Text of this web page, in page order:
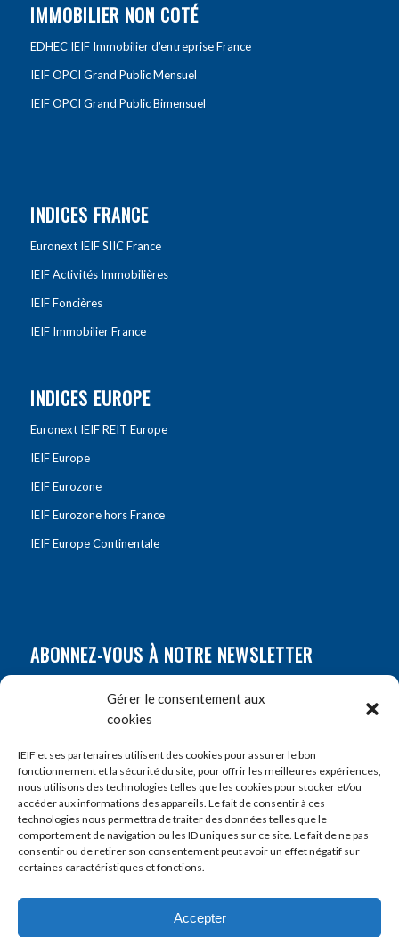
Gérer le consentement aux
cookies
IEIF et ses partenaires utilisent des cookies pour assurer le bon
fonctionnement et la sécurité du site, pour offrir les meilleures expériences,
nous utilisons des technologies telles que les cookies pour stocker et/ou
accéder aux informations des appareils. Le fait de consentir à ces
technologies nous permettra de traiter des données telles que le
comportement de navigation ou les ID uniques sur ce site. Le fait de ne pas
consentir ou de retirer son consentement peut avoir un effet négatif sur
certaines caractéristiques et fonctions.
Accepter
IMMOBILIER NON COTÉ
EDHEC IEIF Immobilier d’entreprise France
IEIF OPCI Grand Public Mensuel
IEIF OPCI Grand Public Bimensuel
INDICES FRANCE
Euronext IEIF SIIC France
IEIF Activités Immobilières
IEIF Foncières
IEIF Immobilier France
INDICES EUROPE
Euronext IEIF REIT Europe
IEIF Europe
IEIF Eurozone
IEIF Eurozone hors France
IEIF Europe Continentale
ABONNEZ-VOUS À NOTRE NEWSLETTER
Prénom*
E-mail*